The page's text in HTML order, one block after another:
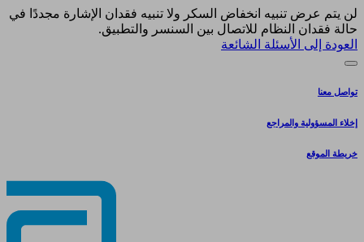
لن يتم عرض تنبيه انخفاض السكر ولا تنبيه فقدان الإشارة مجددًا في
حالة فقدان النظام للاتصال بين السنسر والتطبيق.
العودة إلى الأسئلة الشائعة
تواصل معنا
إخلاء المسؤولية والمراجع
خريطة الموقع